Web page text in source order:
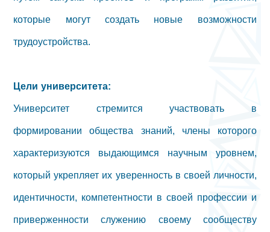
которые могут создать новые возможности
трудоустройства.
Цели университета:
Университет стремится участвовать в
формировании общества знаний, члены которого
характеризуются выдающимся научным уровнем,
который укрепляет их уверенность в своей личности,
идентичности, компетентности в своей профессии и
приверженности служению своему сообществу